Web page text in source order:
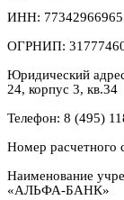
ИНН:
ОГРНИП:
Юридический
24, корпус 3, кв.34
Телефон: 8 (495)
Номер расчетного
Наименование
«АЛЬФА-БАНК»